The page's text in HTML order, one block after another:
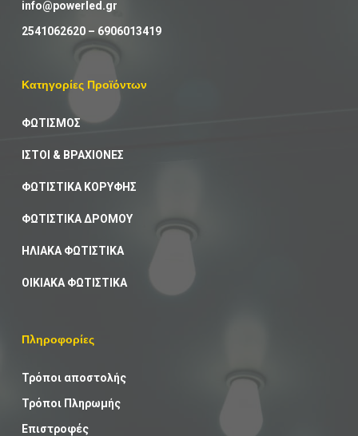
info@powerled.gr
2541062620– 6906013419
Κατηγορίες Προϊόντων
ΦΩΤΙΣΜΟΣ
ΙΣΤΟΙ & ΒΡΑΧΙΟΝΕΣ
ΦΩΤΙΣΤΙΚΑ ΚΟΡΥΦΗΣ
ΦΩΤΙΣΤΙΚΑ ΔΡΟΜΟΥ
ΗΛΙΑΚΑ ΦΩΤΙΣΤΙΚΑ
ΟΙΚΙΑΚΑ ΦΩΤΙΣΤΙΚΑ
Πληροφορίες
Τρόποι αποστολής
Τρόποι Πληρωμής
Επιστροφές